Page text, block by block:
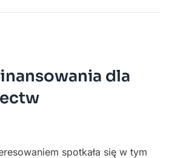
dla
spotkała się w tym